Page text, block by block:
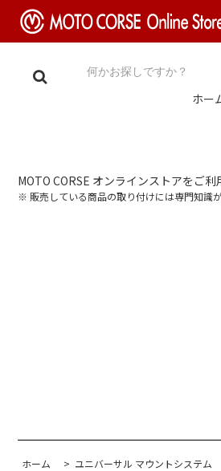
ホー
MOTO CORSE オンラインストアをご
※ 販売している商品の取り付けには専門知識
ホーム > ユニバーサル マウントシステム